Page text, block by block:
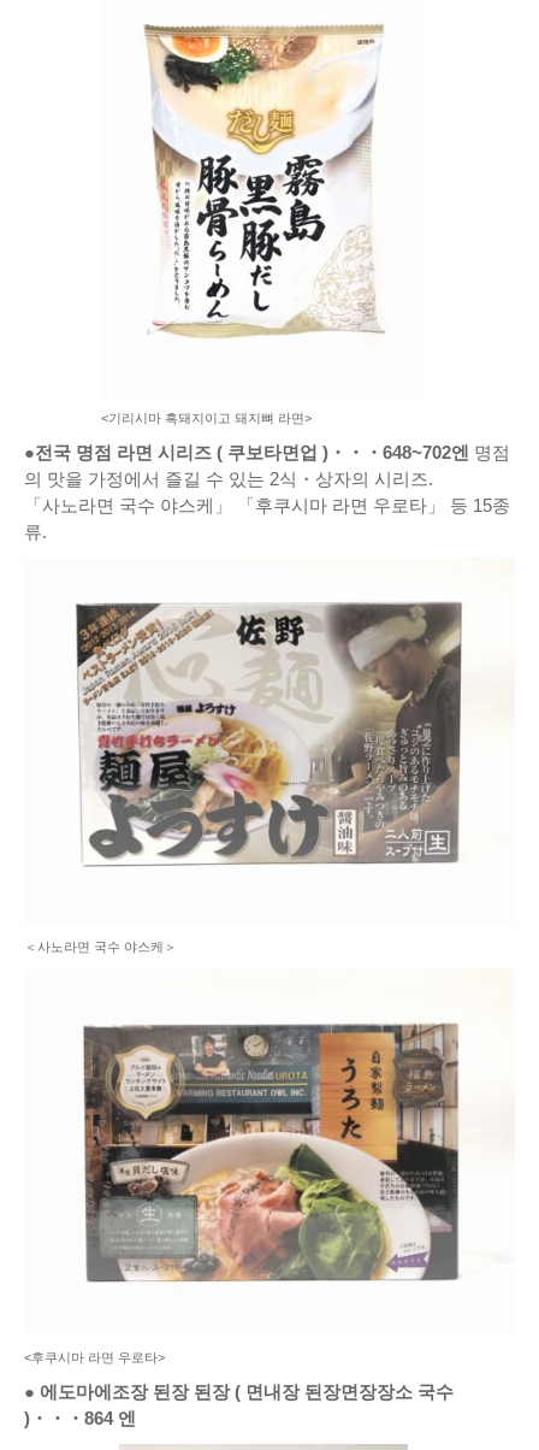
<기리시마 흑돼지이고 돼지뼈 라면>
●전국 명점 라면 시리즈 ( 쿠보타면업 ) ・・・648~702엔 명점
의 맛을 가정에서 즐길 수 있는 2식・상자의 시리즈.
「사노라면 국수 야스케」 「후쿠시마 라면 우로타」 등 15종
류.
＜사노라면 국수 야스케＞
<후쿠시마 라면 우로타>
● 에도마에조장 된장 된장 ( 면내장 된장면장장소 국수
) ・・・ 864 엔